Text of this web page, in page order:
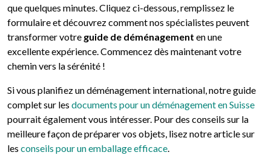
que quelques minutes. Cliquez ci-dessous, remplissez le
formulaire et découvrez comment nos spécialistes peuvent
transformer votre guide de déménagement en une
excellente expérience. Commencez dès maintenant votre
chemin vers la sérénité !
Si vous planifiez un déménagement international, notre guide
complet sur les documents pour un déménagement en Suisse
pourrait également vous intéresser. Pour des conseils sur la
meilleure façon de préparer vos objets, lisez notre article sur
les conseils pour un emballage efficace.